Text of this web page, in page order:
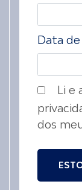
Data
Li e
dos